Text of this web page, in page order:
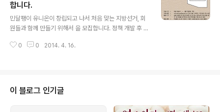
10-8909-3115(민달팽이 유니온 정남진), 메일 : minsn
ailunion@gmail.com
합니다.
민달팽이 유니온이 창립되고 나서 처음 맞는 지방선거, 회
원들과 함께 만들기 위해서 을 모집합니다. 정책 개발 후 민
의 지방선거 정책을 만드는 그 전 과정에 함께하실 분들은
상 : 민달팽이 유니온 회원, 예비 회원, 잠재적 회원, 언젠가
는 회원 등지원 시기 : 4월 16일(수) ~ 4월 22일(화) 자정
지원 방법 : minsnailunion@gmail.com 으로 이름 / 연
0 0 2014. 4. 16.
이 블로그 인기글